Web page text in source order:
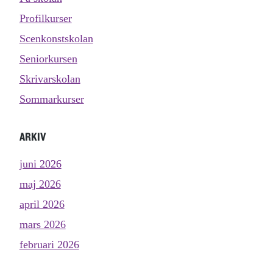
Profilkurser
Scenkonstskolan
Seniorkursen
Skrivarskolan
Sommarkurser
ARKIV
juni 2026
maj 2026
april 2026
mars 2026
februari 2026